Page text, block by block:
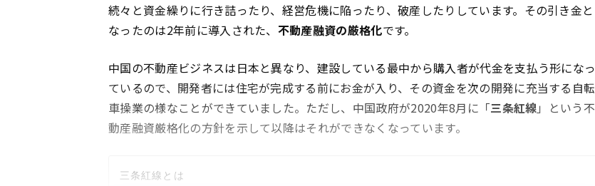
続々と資金繰りに行き詰ったり、経営危機に陥ったり、破産したりしています。その引き金と
なったのは2年前に導入された、 不動産融資の厳格化です。
中国の不動産ビジネスは日本と異なり、建設している最中から購入者が代金を支払う形になっ
ているので、開発者には住宅が完成する前にお金が入り、その資金を次の開発に充当する自転
車操業の様なことができていました。ただし、中国政府が2020年8月に「三条紅線」という不
動産融資厳格化の方針を示して以降はそれができなくなっています。
三条紅線とは